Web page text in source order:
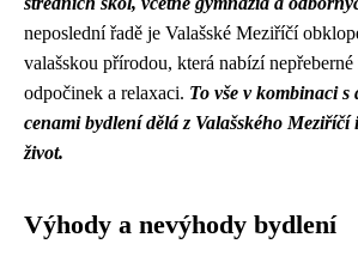
neposlední řadě je Valašské Meziříčí
valašskou přírodou, která nabízí
odpočinek a relaxaci. To vše v kombinaci s
cenami bydlení dělá z Valašského Meziříčí
život.
Výhody a nevýhody bydlení